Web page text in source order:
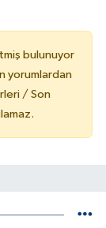
bulunuyor
yorumlardan
/ Son